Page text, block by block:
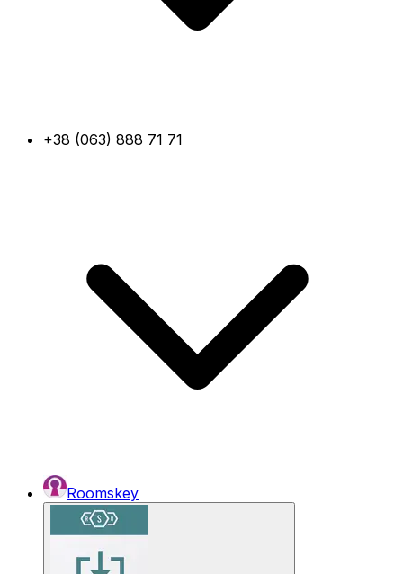
+38 (063) 888 71 71
Roomskey